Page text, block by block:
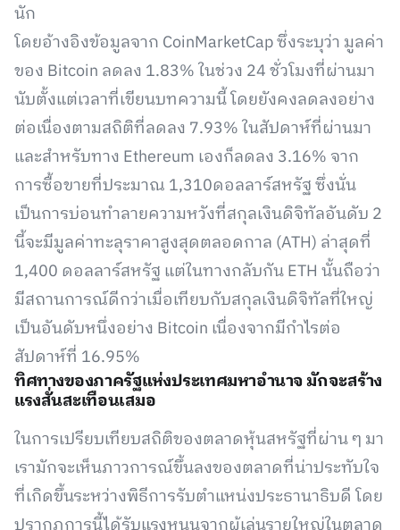
นัก
โดยอ้างอิงข้อมูลจาก CoinMarketCap ซึ่งระบุว่า มูลค่า
ของ Bitcoin ลดลง 1.83% ในช่วง 24 ชั่วโมงที่ผ่านมา
นับตั้งแต่เวลาที่เขียนบทความนี้ โดยยังคงลดลงอย่าง
ต่อเนื่องตามสถิติที่ลดลง 7.93% ในสัปดาห์ที่ผ่านมา
และสำหรับทาง Ethereum เองก็ลดลง 3.16% จาก
การซื้อขายที่ประมาณ 1,310ดอลลาร์สหรัฐ ซึ่งนั่น
เป็นการบ่อนทำลายความหวังที่สกุลเงินดิจิทัลอันดับ 2
นี้จะมีมูลค่าทะลุราคาสูงสุดตลอดกาล (ATH) ล่าสุดที่
1,400 ดอลลาร์สหรัฐ แต่ในทางกลับกัน ETH นั้นถือว่า
มีสถานการณ์ดีกว่าเมื่อเทียบกับสกุลเงินดิจิทัลที่ใหญ่
เป็นอันดับหนึ่งอย่าง Bitcoin เนื่องจากมีกำไรต่อ
สัปดาห์ที่ 16.95%
ทิศทางของภาครัฐแห่งประเทศมหาอำนาจ มักจะสร้าง
แรงสั่นสะเทือนเสมอ
ในการเปรียบเทียบสถิติของตลาดหุ้นสหรัฐที่ผ่าน ๆ มา
เรามักจะเห็นภาวการณ์ขึ้นลงของตลาดที่น่าประทับใจ
ที่เกิดขึ้นระหว่างพิธีการรับตำแหน่งประธานาธิบดี โดย